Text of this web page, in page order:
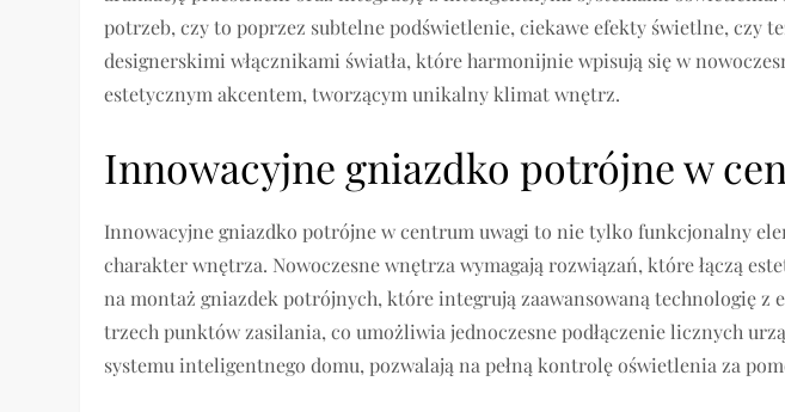
potrzeb, czy to poprzez subtelne podświetlenie, ciekawe efekty świetlne, czy
designerskimi włącznikami światła, które harmonijnie wpisują się w
estetycznym akcentem, tworzącym unikalny klimat wnętrz.
Innowacyjne gniazdko potrójne w
Innowacyjne gniazdko potrójne w centrum uwagi to nie tylko funkcjonalny
charakter wnętrza. Nowoczesne wnętrza wymagają rozwiązań, które łączą
na montaż gniazdek potrójnych, które integrują zaawansowaną technologię
trzech punktów zasilania, co umożliwia jednoczesne podłączenie licznych
systemu inteligentnego domu, pozwalają na pełną kontrolę oświetlenia za